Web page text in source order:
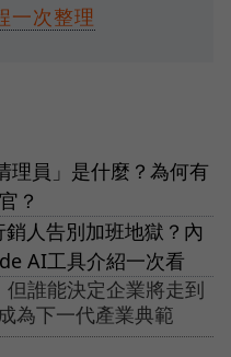
一次整理
理員」是什麼？為何有
？
人告別加班地獄？內
AI工具介紹一次看
誰能決定企業將走到
為下一代產業典範